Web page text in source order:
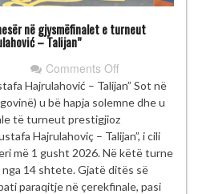
në gjysmëfinalet e turneut
– Talijan”
Comments Offon
Gjashtë
boksierë
të
Kosovës
nesër
në
gjysmëfinalet
Hajrulahović – Talijan” Sot në
u bë hapja solemne dhe u
të turneut prestigjioz
Hajrulahoviç – Talijan”, i cili
më 1 gusht 2026. Në këtë turne
14 shtete. Gjatë ditës së
paraqitje në çerekfinale, pasi